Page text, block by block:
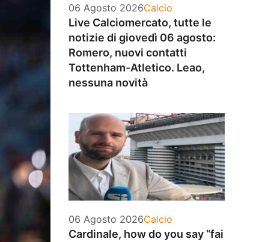
06 Agosto 2026Categorie
Calcio
Live Calciomercato, tutte le
notizie di giovedì 06 agosto:
Romero, nuovi contatti
Tottenham-Atletico. Leao,
nessuna novità
06 Agosto 2026Categorie
Calcio
Cardinale, how do you say “fai